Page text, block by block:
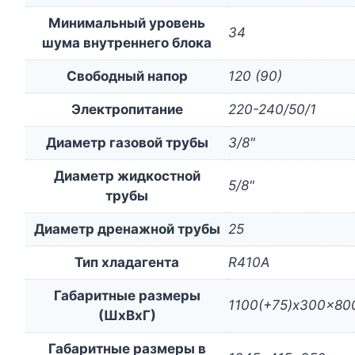
Минимальный уровень
шума внутреннего блока
34
Свободный напор 120 (90)
Электропитание 220-240/50/1
Диаметр газовой трубы 3/8"
Диаметр жидкостной
трубы
5/8"
Диаметр дренажной трубы 25
Тип хладагента R410A
Габаритные размеры
(ШxВxГ)
Габаритные размеры в